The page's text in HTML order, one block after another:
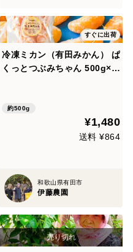
すぐに出荷
冷凍ミカン（有田みかん） ぱ
くっとつぶみちゃん 500g×1
約500g
¥1,480
送料 ¥864
和歌山県有田市
伊藤農園